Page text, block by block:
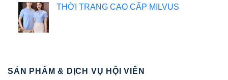
THỜI TRANG CAO CẤP MILVUS
SẢN PHẨM & DỊCH VỤ HỘI VIÊN